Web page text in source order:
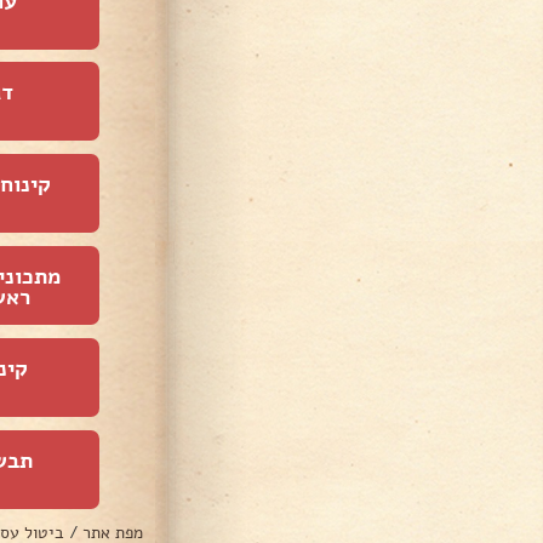
מפת אתר / ביטול